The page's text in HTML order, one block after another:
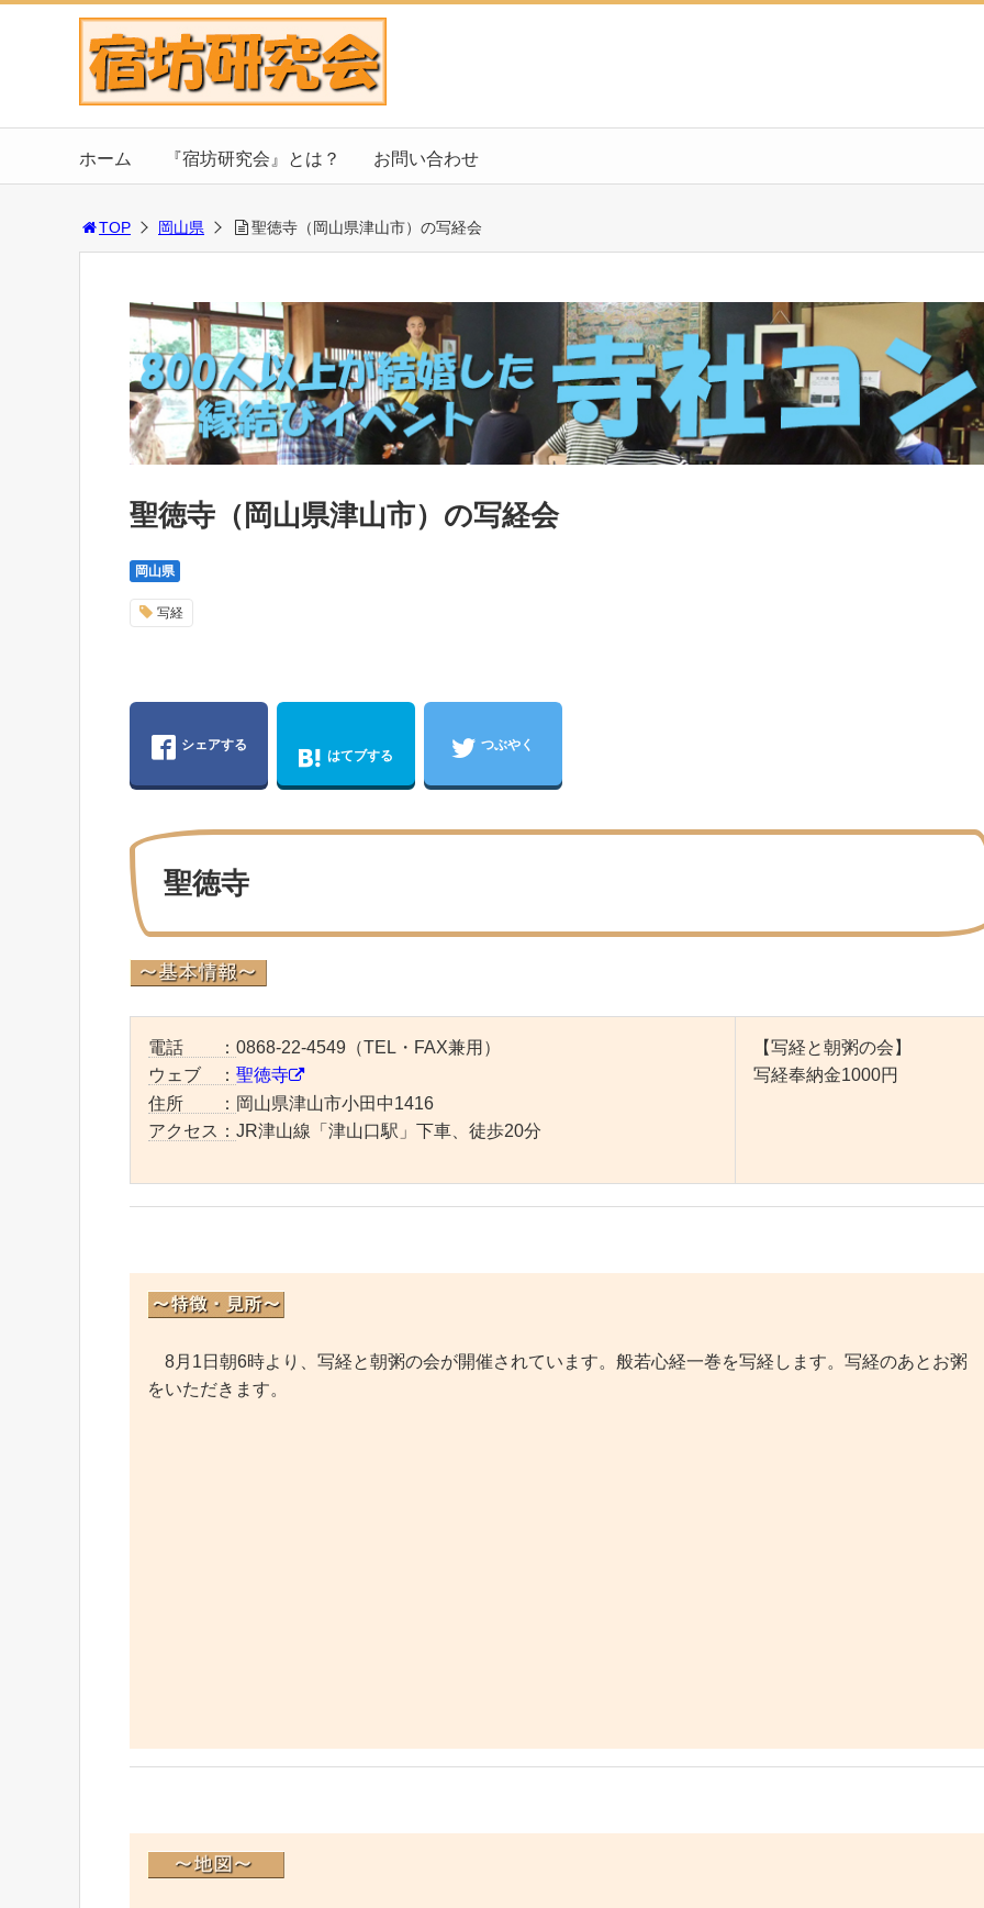
ホーム 『宿坊研究会』とは？ お問い合わせ
TOP 岡山県 聖徳寺（岡山県津山市）の写経会
聖徳寺（岡山県津山市）の写経会
岡山県
写経
シェアする
はてブする
つぶやく
聖徳寺
電話 ： 0868-22-4549（TEL・FAX兼用）
ウェブ ： 聖徳寺
住所 ： 岡山県津山市小田中1416
アクセス： JR津山線「津山口駅」下車、徒歩20分
【写経と朝粥の会】
写経奉納金1000円
8月1日朝6時より、写経と朝粥の会が開催されています。般若心経一巻を写経します。写経のあとお粥
をいただきます。